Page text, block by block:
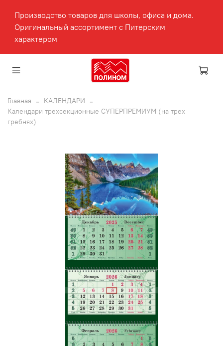
Производство товаров для школы, офиса и дома.
Оригинальный ассортимент с Питерским
характером
Главная
КАЛЕНДАРИ
Календари трехсекционные СУПЕРПРЕМИУМ (на трех
гребнях)